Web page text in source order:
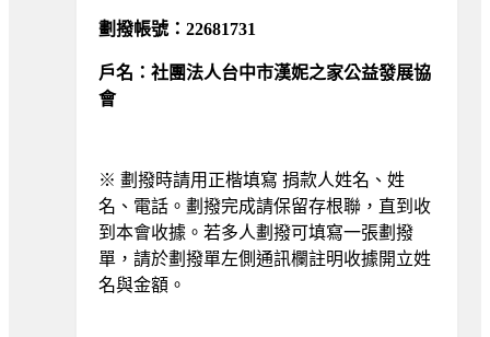
劃撥帳號：22681731
戶名：社團法人台中市漢妮之家公益發展協
會
※ 劃撥時請用正楷填寫 捐款人姓名、姓
名、電話。劃撥完成請保留存根聯，直到收
到本會收據。若多人劃撥可填寫一張劃撥
單，請於劃撥單左側通訊欄註明收據開立姓
名與金額。